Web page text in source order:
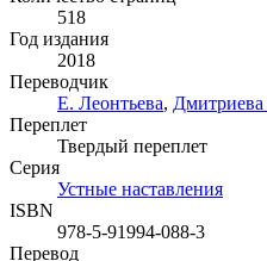
518
Год издания
2018
Переводчик
Е. Леонтьева,
Переплет
Твердый переплет
Серия
Устные наставления
ISBN
978-5-91994-088-3
Перевод